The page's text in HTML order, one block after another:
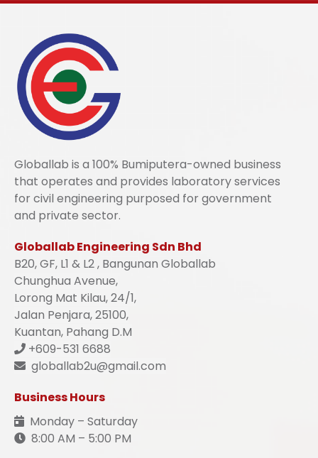
Globallab is a 100% Bumiputera-owned business
that operates and provides laboratory services
for civil engineering purposed for government
and private sector.
Globallab Engineering Sdn Bhd
B20, GF, L1 & L2 , Bangunan Globallab
Chunghua Avenue,
Lorong Mat Kilau, 24/1,
Jalan Penjara, 25100,
Kuantan, Pahang D.M
+609-531 6688
globallab2u@gmail.com
Business Hours
Monday – Saturday
8:00 AM – 5:00 PM